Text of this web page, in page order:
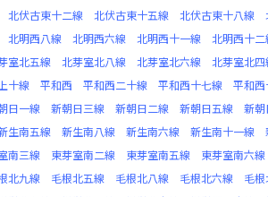
北伏古東十二線 北伏古東十五線 北伏古東十八線
北明西八線 北明西六線 北明西十一線 北明西十二
室北五線 北芽室北八線 北芽室北六線 北芽室北四
十線 平和西 平和西二十線 平和西十七線 平和西
日一線 新朝日三線 新朝日二線 新朝日五線 新朝
生南五線 新生南八線 新生南六線 新生南十一線
南三線 東芽室南二線 東芽室南五線 東芽室南六線
北九線 毛根北五線 毛根北八線 毛根北六線 毛